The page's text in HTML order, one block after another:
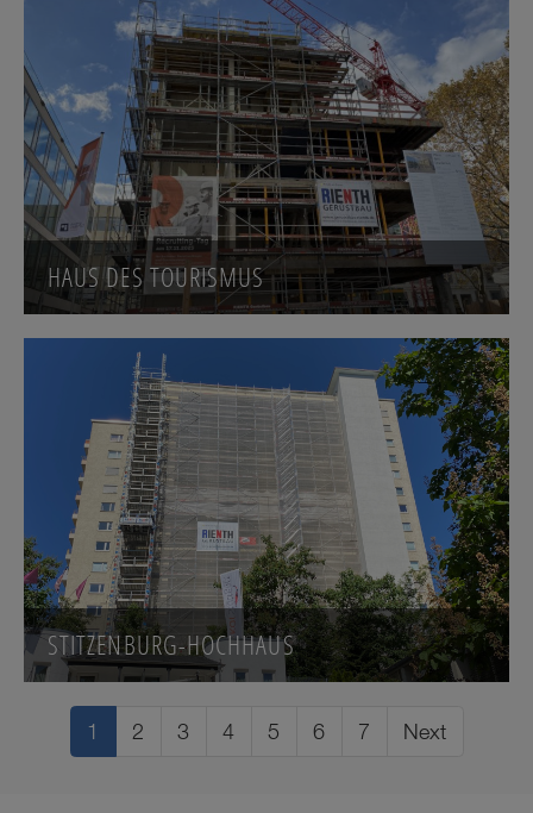
HAUS DES TOURISMUS
STITZENBURG-HOCHHAUS
1 2 3 4 5 6 7 Next